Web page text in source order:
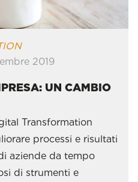
2019
UN CAMBIO
Transformation
processi e risultati
aziende da tempo
di strumenti e